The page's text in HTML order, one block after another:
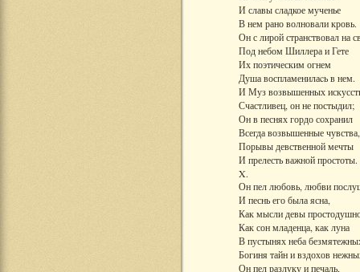
И славы сладкое мученье
В нем рано волновали кровь.
Он с лирой странствовал на
Под небом Шиллера и Гете
Их поэтическим огнем
Душа воспламенилаcь в нем.
И Муз возвышенных
Счастливец, он не постыдил;
Он в песнях гордо сохранил
Всегда возвышенные чувства,
Порывы девственной мечты
И прелесть важной простоты.
X.
Он пел любовь, любви
И песнь его была ясна,
Как мысли девы
Как сон младенца, как луна
В пустынях неба
Богиня тайн и вздохов
Он пел разлуку и печаль,